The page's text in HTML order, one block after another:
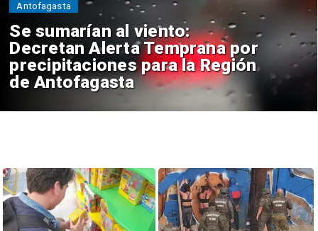
Se sumarían al viento:
Decretan Alerta Temprana por
precipitaciones para la Región
de Antofagasta
Antofagasta